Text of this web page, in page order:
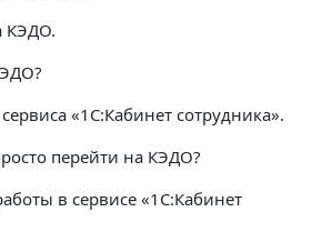
КЭДО.
«1С:Кабинет сотрудника».
перейти на КЭДО?
в сервисе «1С:Кабинет